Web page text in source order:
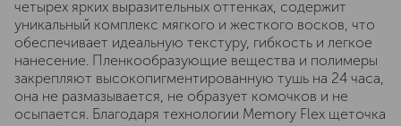
четырех ярких выразительных оттенках, содержит
уникальный комплекс мягкого и жесткого восков, что
обеспечивает идеальную текстуру, гибкость и легкое
нанесение. Пленкообразующие вещества и полимеры
закрепляют высокопигментированную тушь на 24 часа,
она не размазывается, не образует комочков и не
осыпается. Благодаря технологии Memory Flex щеточка